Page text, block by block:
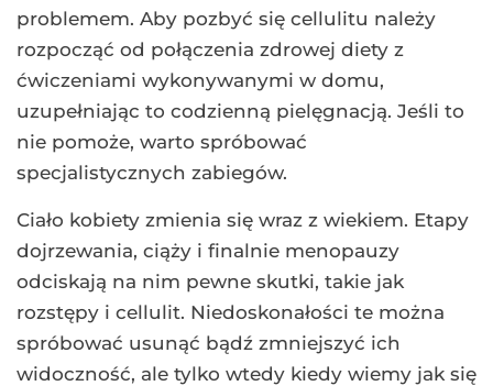
problemem. Aby pozbyć się cellulitu należy
rozpocząć od połączenia zdrowej diety z
ćwiczeniami wykonywanymi w domu,
uzupełniając to codzienną pielęgnacją. Jeśli to
nie pomoże, warto spróbować
specjalistycznych zabiegów.
Ciało kobiety zmienia się wraz z wiekiem. Etapy
dojrzewania, ciąży i finalnie menopauzy
odciskają na nim pewne skutki, takie jak
rozstępy i cellulit. Niedoskonałości te można
spróbować usunąć bądź zmniejszyć ich
widoczność, ale tylko wtedy kiedy wiemy jak się